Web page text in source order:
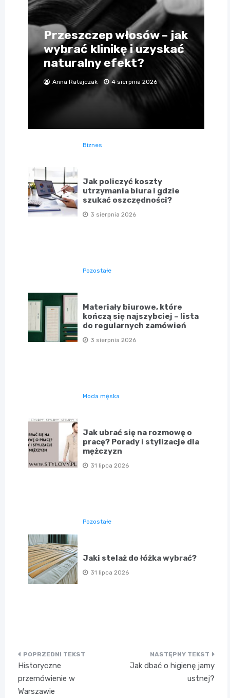
Przeszczep włosów – jak
wybrać klinikę i uzyskać
naturalny efekt?
Anna Ratajczak 4 sierpnia 2026
Biznes
Jak policzyć koszty
utrzymania biura i gdzie
szukać oszczędności?
3 sierpnia 2026
Pozostałe
Materiały biurowe, które
kończą się najszybciej – lista
do regularnych zamówień
3 sierpnia 2026
Moda męska
Jak ubrać się na rozmowę o
pracę? Porady i stylizacje dla
mężczyzn
31 lipca 2026
Pozostałe
Jaki stelaż do łóżka wybrać?
31 lipca 2026
Nawigacja
wpisu
Historyczne
przemówienie w
Warszawie
Jak dbać o higienę jamy
ustnej?